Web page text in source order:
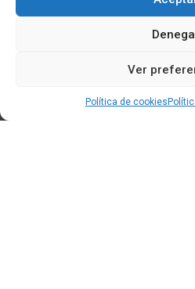
Ver
Política de cookies